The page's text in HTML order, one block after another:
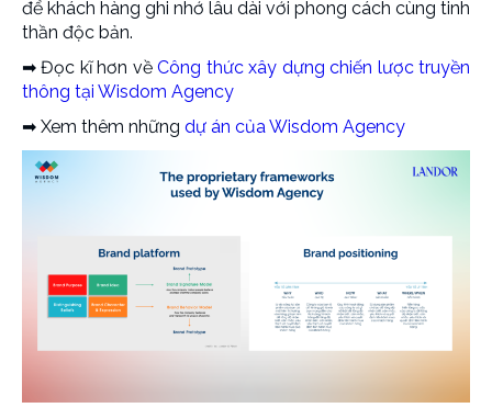
để khách hàng ghi nhớ lâu dài với phong cách cùng tinh
thần độc bản.
➡︎ Đọc kĩ hơn vềCông thức xây dựng chiến lược truyền
thông tại Wisdom Agency
➡︎ Xem thêm những dự án của Wisdom Agency